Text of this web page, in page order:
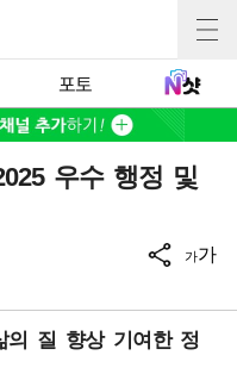
포토
우수 행정 및
가가
의 질 향상 기여한 정